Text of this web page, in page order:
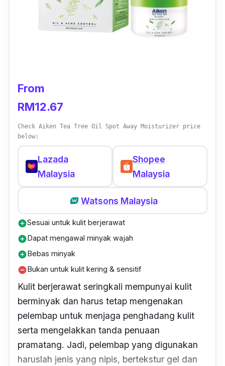
From
RM12.67
Check Aiken Tea Tree Oil Spot Away Moisturizer price
below:
Lazada
Malaysia
Shopee
Malaysia
Watsons Malaysia
add_circleSesuai untuk kulit berjerawat
add_circleDapat mengawal minyak wajah
add_circleBebas minyak
remove_circleBukan untuk kulit kering & sensitif
Kulit berjerawat seringkali mempunyai kulit
berminyak dan harus tetap mengenakan
pelembap untuk menjaga penghadang kulit
serta mengelakkan tanda penuaan
pramatang. Jadi, pelembap yang digunakan
haruslah jenis yang nipis, bertekstur gel dan